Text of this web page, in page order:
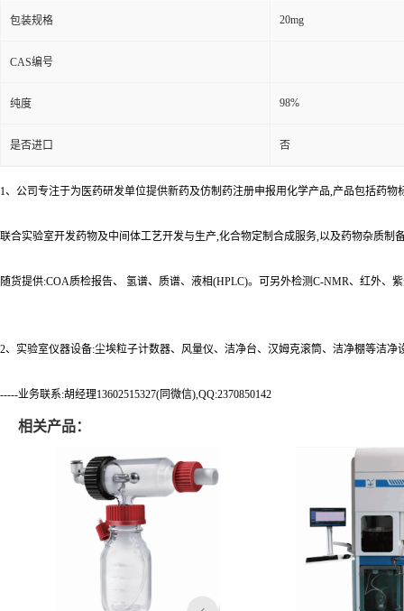
包装规格 20mg
CAS编号
纯度 98%
是否进口 否
1、公司专注于为医药研发单位提供新药及仿制药注册申报用化学产品,产品包括药
联合实验室开发药物及中间体工艺开发与生产,化合物定制合成服务,以及药物杂质制
随货提供:COA质检报告、 氢谱、质谱、液相(HPLC)。可另外检测C-NMR、红外、
2、实验室仪器设备:尘埃粒子计数器、风量仪、洁净台、汉姆克滚筒、洁净棚等洁
-----业务联系:胡经理13602515327(同微信),QQ:2370850142
相关产品：